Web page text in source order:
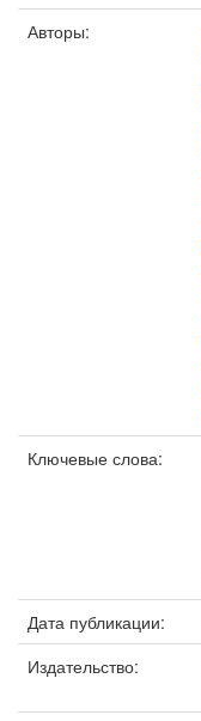
Авторы:
Ключевые слова:
Дата публикации:
Издательство: